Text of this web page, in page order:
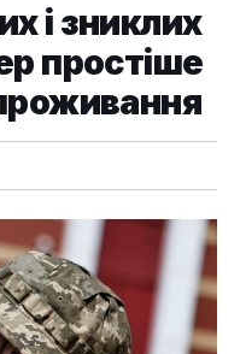
і зниклих
простіше